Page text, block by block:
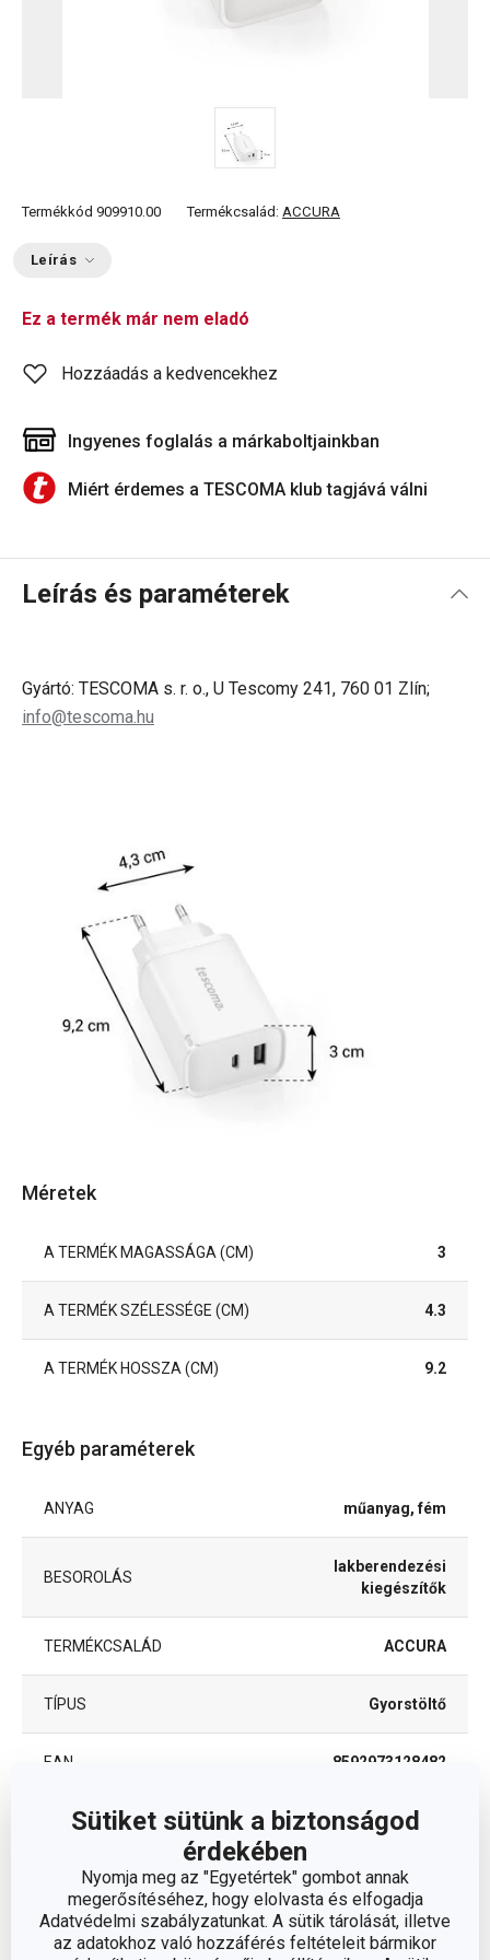
Sütiket sütünk a biztonságod
érdekében
Nyomja meg az "Egyetértek" gombot annak
megerősítéséhez, hogy elolvasta és elfogadja
Adatvédelmi szabályzatunkat. A sütik tárolását, illetve
az adatokhoz való hozzáférés feltételeit bármikor
Termékkód 909910.00 Termékcsalád: ACCURA
Leírás
Ez a termék már nem eladó
Hozzáadás a kedvencekhez
Ingyenes foglalás a márkaboltjainkban
Miért érdemes a TESCOMA klub tagjává válni
Leírás és paraméterek
Gyártó: TESCOMA s. r. o., U Tescomy 241, 760 01 Zlín;
info@tescoma.hu
Méretek
A TERMÉK MAGASSÁGA (CM) 3
A TERMÉK SZÉLESSÉGE (CM) 4.3
A TERMÉK HOSSZA (CM) 9.2
Egyéb paraméterek
ANYAG műanyag, fém
BESOROLÁS
lakberendezési
kiegészítők
TERMÉKCSALÁD ACCURA
TÍPUS Gyorstöltő
EAN 8592973128482
A GARANCIÁLIS IDŐSZAK
(ÉVEKBEN)
Csomag